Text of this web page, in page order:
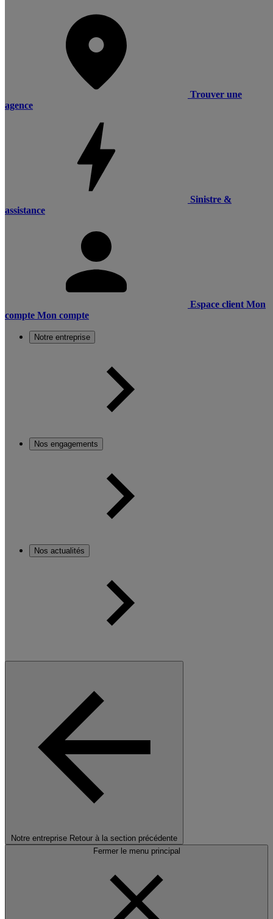
Trouver une
agence
Sinistre &
assistance
Espace client Mon
compte Mon compte
Notre entreprise
Nos engagements
Nos actualités
Notre entreprise Retour à la section précédente
Fermer le menu principal